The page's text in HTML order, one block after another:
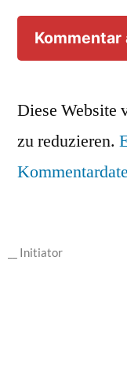
Diese Website
zu reduzieren.
__ Initiator